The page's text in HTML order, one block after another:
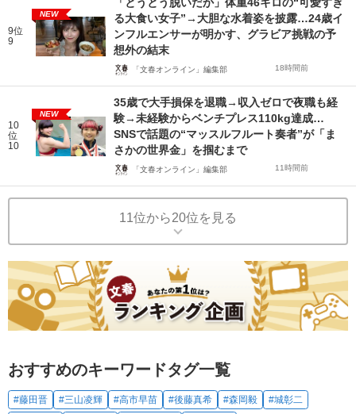
9位
9
NEW
「とうとう脱いだか」体重46キロの“可愛すぎ
る大食い女子”→大胆な水着姿を披露…24歳イ
ンフルエンサーが明かす、グラビア挑戦の予
想外の結末
「文春オンライン」編集部 18時間前
10
位
10
NEW
35歳で大手損保を退職→収入ゼロで夜職も経
験→未経験からベンチプレス110kg達成…
SNSで話題の“マッスルフルート奏者”が「ま
さかの世界金」を掴むまで
「文春オンライン」編集部 11時間前
11位から20位を見る
おすすめのキーワードタグ一覧
#藤田晋 #三山凌輝 #高市早苗 #後藤真希 #森岡毅
#城彰二